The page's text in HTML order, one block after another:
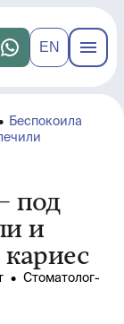
EN
Беспокоила
под
и
• Стоматолог-